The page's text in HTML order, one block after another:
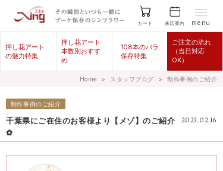
カート 来店案内 menu
押し花アート
の魅力特集
押し花アート
本数別おすす
め
108本のバラ
保存特集
ご注文の流れ
（当日対応
OK）
Home ＞ スタッフブログ ＞ 制作事例のご紹介
制作事例のご紹介
2023.02.16
千葉県にご在住のお客様より【メゾ】のご紹介
✿